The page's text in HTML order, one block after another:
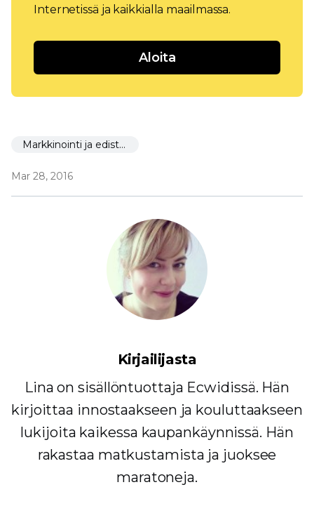
Internetissä ja kaikkialla maailmassa.
Aloita
Markkinointi ja edistäminen
Mar 28, 2016
Kirjailijasta
Lina on sisällöntuottaja Ecwidissä. Hän
kirjoittaa innostaakseen ja kouluttaakseen
lukijoita kaikessa kaupankäynnissä. Hän
rakastaa matkustamista ja juoksee
maratoneja.